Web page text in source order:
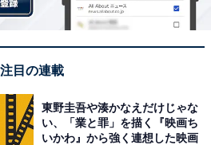
注目の連載
東野圭吾や湊かなえだけじゃな
い、「業と罪」を描く『映画ち
いかわ』から強く連想した映画